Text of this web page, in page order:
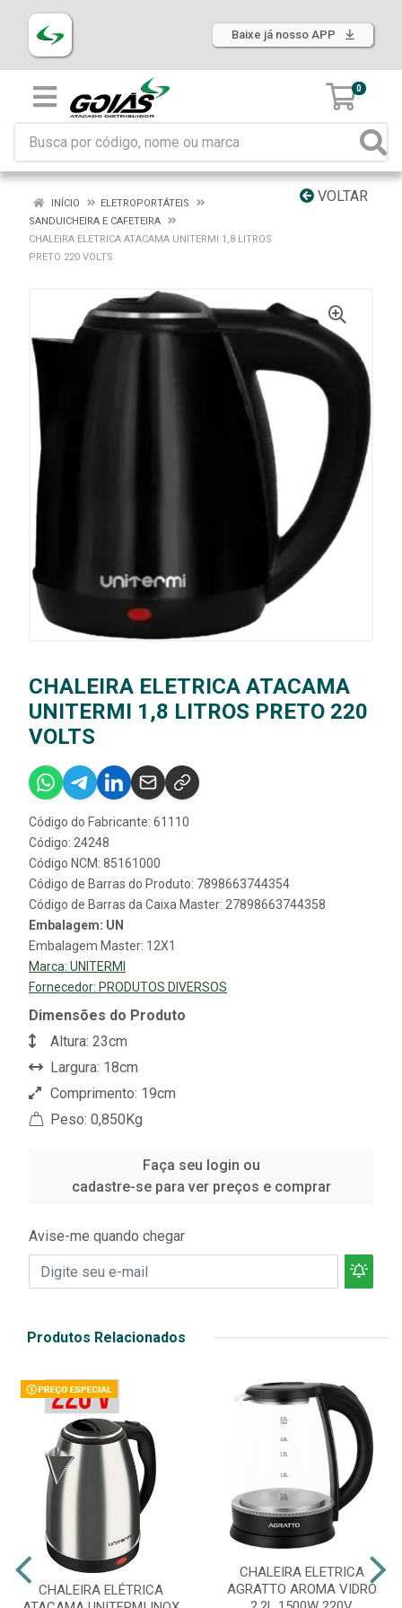
Baixe já nosso APP
0
VOLTAR
INÍCIO
ELETROPORTÁTEIS
SANDUICHEIRA E CAFETEIRA
CHALEIRA ELETRICA ATACAMA UNITERMI 1,8 LITROS
PRETO 220 VOLTS
CHALEIRA ELETRICA ATACAMA
UNITERMI 1,8 LITROS PRETO 220
VOLTS
Código do Fabricante: 61110
Código: 24248
Código NCM: 85161000
Código de Barras do Produto: 7898663744354
Código de Barras da Caixa Master: 27898663744358
Embalagem: UN
Embalagem Master: 12X1
Marca: UNITERMI
Fornecedor: PRODUTOS DIVERSOS
Dimensões do Produto
Altura: 23cm
Largura: 18cm
Comprimento: 19cm
Peso: 0,850Kg
Faça seu login ou
cadastre-se para ver preços e comprar
Avise-me quando chegar
Produtos Relacionados
CHALEIRA ELÉTRICA
CHALEIRA ELETRICA
AGRATTO AROMA VIDRO